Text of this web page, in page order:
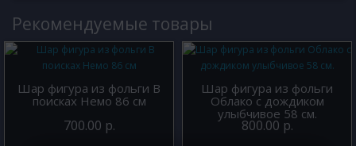
Рекомендуемые товары
Шар фигура из фольги В
поисках Немо 86 см
700.00 р.
Шар фигура из фольги
Облако с дождиком
улыбчивое 58 см.
800.00 р.